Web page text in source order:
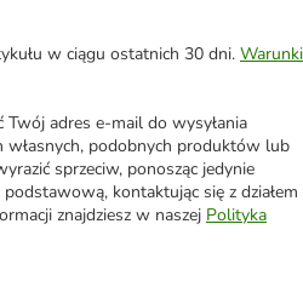
w ciągu ostatnich 30 dni. Warunki
adres e-mail do wysyłania
własnych, podobnych produktów lub
sprzeciw, ponosząc jedynie
kontaktując się z działem
znajdziesz w naszej Polityka